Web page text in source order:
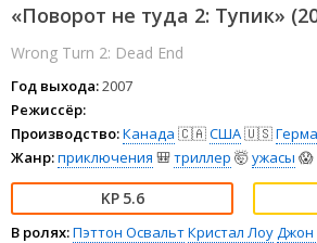
«Поворот не туда 2: Тупик»
Wrong Turn 2: Dead End
Год выхода:2007
Режиссёр:
Производство:Канада 🇨🇦США🇺🇸
Жанр:приключения 🎒триллер 🤯ужасы 😱
5.6
В ролях:Пэттон ОсвальтКристал ЛоуДжон